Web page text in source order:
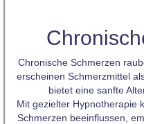
Chronische Schmerzen
erscheinen Schmerzmittel
bietet eine sanfte
Mit gezielter Hypnotherapie
Schmerzen beeinflussen,